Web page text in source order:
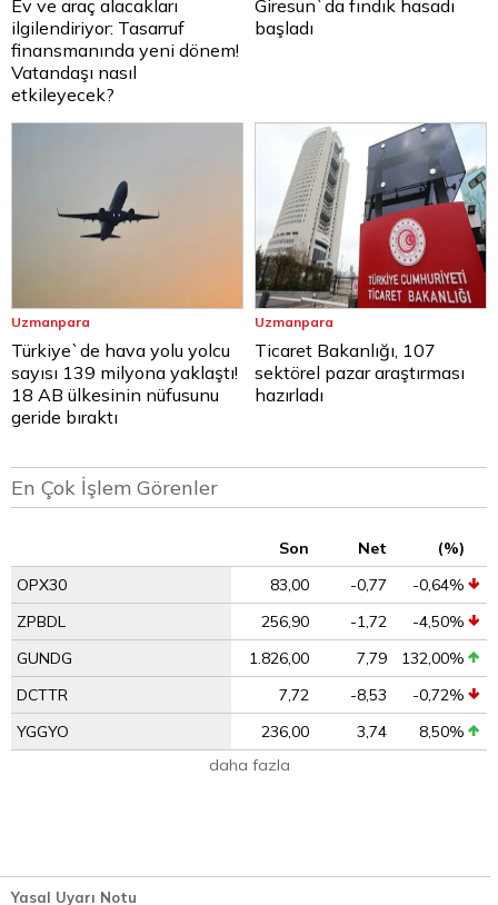
Ev ve araç alacakları
ilgilendiriyor: Tasarruf
finansmanında yeni dönem!
Vatandaşı nasıl
etkileyecek?
Giresun`da fındık hasadı
başladı
Uzmanpara
Türkiye`de hava yolu yolcu
sayısı 139 milyona yaklaştı!
18 AB ülkesinin nüfusunu
geride bıraktı
Uzmanpara
Ticaret Bakanlığı, 107
sektörel pazar araştırması
hazırladı
En Çok İşlem Görenler
Son Net
(%)
OPX30
83,00 -0,77
-0,64%
ZPBDL
256,90 -1,72
-4,50%
GUNDG
1.826,00 7,79
132,00%
DCTTR
7,72 -8,53
-0,72%
YGGYO
236,00 3,74
8,50%
daha fazla
Yasal Uyarı Notu